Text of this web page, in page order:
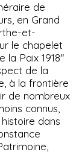
de
en Grand
et-
le chapelet
la Paix 1918"
de la
à la frontière
de nombreux
connus,
dans